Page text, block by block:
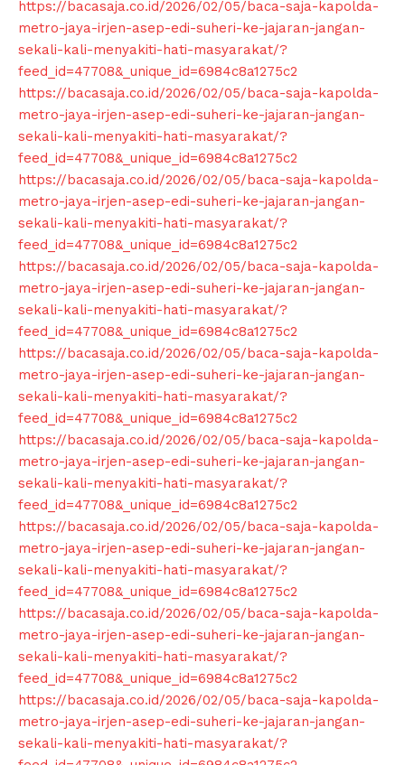
https://bacasaja.co.id/2026/02/05/baca-saja-kapolda-
metro-jaya-irjen-asep-edi-suheri-ke-jajaran-jangan-
sekali-kali-menyakiti-hati-masyarakat/?
feed_id=47708&_unique_id=6984c8a1275c2
https://bacasaja.co.id/2026/02/05/baca-saja-kapolda-
metro-jaya-irjen-asep-edi-suheri-ke-jajaran-jangan-
sekali-kali-menyakiti-hati-masyarakat/?
feed_id=47708&_unique_id=6984c8a1275c2
https://bacasaja.co.id/2026/02/05/baca-saja-kapolda-
metro-jaya-irjen-asep-edi-suheri-ke-jajaran-jangan-
sekali-kali-menyakiti-hati-masyarakat/?
feed_id=47708&_unique_id=6984c8a1275c2
https://bacasaja.co.id/2026/02/05/baca-saja-kapolda-
metro-jaya-irjen-asep-edi-suheri-ke-jajaran-jangan-
sekali-kali-menyakiti-hati-masyarakat/?
feed_id=47708&_unique_id=6984c8a1275c2
https://bacasaja.co.id/2026/02/05/baca-saja-kapolda-
metro-jaya-irjen-asep-edi-suheri-ke-jajaran-jangan-
sekali-kali-menyakiti-hati-masyarakat/?
feed_id=47708&_unique_id=6984c8a1275c2
https://bacasaja.co.id/2026/02/05/baca-saja-kapolda-
metro-jaya-irjen-asep-edi-suheri-ke-jajaran-jangan-
sekali-kali-menyakiti-hati-masyarakat/?
feed_id=47708&_unique_id=6984c8a1275c2
https://bacasaja.co.id/2026/02/05/baca-saja-kapolda-
metro-jaya-irjen-asep-edi-suheri-ke-jajaran-jangan-
sekali-kali-menyakiti-hati-masyarakat/?
feed_id=47708&_unique_id=6984c8a1275c2
https://bacasaja.co.id/2026/02/05/baca-saja-kapolda-
metro-jaya-irjen-asep-edi-suheri-ke-jajaran-jangan-
sekali-kali-menyakiti-hati-masyarakat/?
feed_id=47708&_unique_id=6984c8a1275c2
https://bacasaja.co.id/2026/02/05/baca-saja-kapolda-
metro-jaya-irjen-asep-edi-suheri-ke-jajaran-jangan-
sekali-kali-menyakiti-hati-masyarakat/?